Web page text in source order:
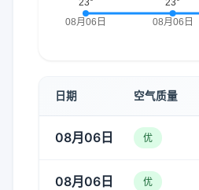
日期 空气质量
08月06日 优
08月06日 优